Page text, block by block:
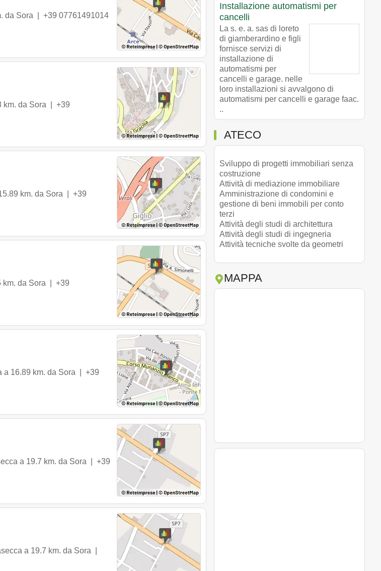
da Sora | +39 07761491014
km. da Sora | +39
km. da Sora | +39
km. da Sora | +39
a 16.89 km. da Sora | +39
a 19.7 km. da Sora | +39
a 19.7 km. da Sora |
Installazione automatismi per
cancelli
La s. e. a. sas di loreto
di giamberardino e figli
fornisce servizi di
installazione di
automatismi per
cancelli e garage. nelle
loro installazioni si avvalgono di
automatismi per cancelli e garage faac.
..
ATECO
Sviluppo di progetti immobiliari senza
costruzione
Attività di mediazione immobiliare
Amministrazione di condomini e
gestione di beni immobili per conto
terzi
Attività degli studi di architettura
Attività degli studi di ingegneria
Attività tecniche svolte da geometri
MAPPA